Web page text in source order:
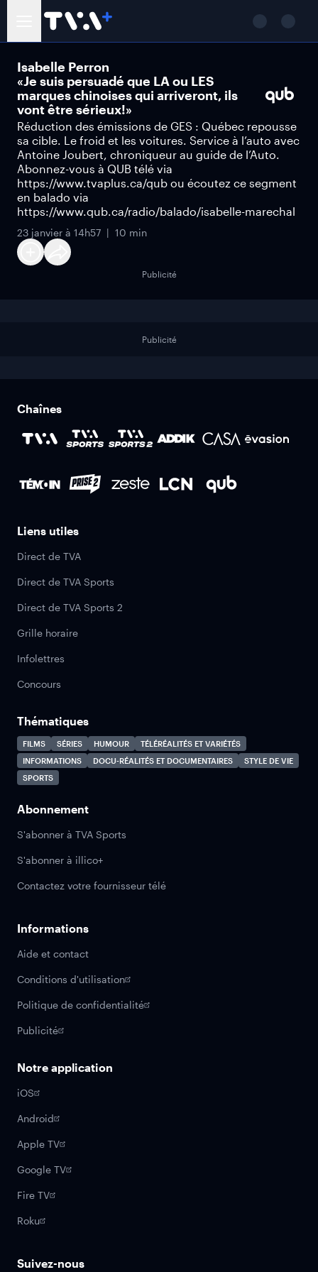
Isabelle Perron
«Je suis persuadé que LA ou LES
marques chinoises qui arriveront, ils
vont être sérieux!»
Réduction des émissions de GES : Québec repousse
sa cible. Le froid et les voitures. Service à l’auto avec
Antoine Joubert, chroniqueur au guide de l’Auto.
Abonnez-vous à QUB télé via
https://www.tvaplus.ca/qub ou écoutez ce segment
en balado via
https://www.qub.ca/radio/balado/isabelle-marechal
23 janvier à 14h57 10 min
Publicité
Publicité
Chaînes
Liens utiles
Direct de TVA
Direct de TVA Sports
Direct de TVA Sports 2
Grille horaire
Infolettres
Concours
Thématiques
FILMS SÉRIES HUMOUR
TÉLÉRÉALITÉS ET VARIÉTÉS
INFORMATIONS
DOCU-RÉALITÉS ET DOCUMENTAIRES
STYLE DE VIE
SPORTS
Abonnement
S'abonner à TVA Sports
S'abonner à illico+
Contactez votre fournisseur télé
Informations
Aide et contact
Conditions d'utilisation
Politique de confidentialité
Publicité
Notre application
iOS
Android
Apple TV
Google TV
Fire TV
Roku
Suivez-nous